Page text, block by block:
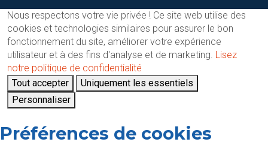
Nous respectons votre vie privée ! Ce site web utilise des
cookies et technologies similaires pour assurer le bon
fonctionnement du site, améliorer votre expérience
utilisateur et à des fins d'analyse et de marketing. Lisez
notre politique de confidentialité
Tout accepter
Uniquement les essentiels
Personnaliser
Préférences de cookies